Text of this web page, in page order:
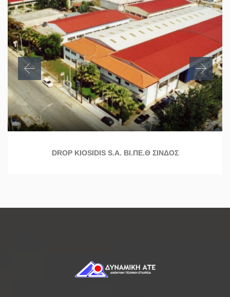
DROP KIOSIDIS S.A. ΒΙ.ΠΕ.Θ ΣΙΝΔΟΣ